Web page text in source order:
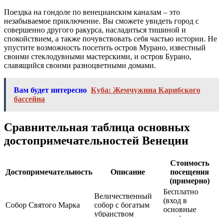
Поездка на гондоле по венецианским каналам – это
незабываемое приключение. Вы сможете увидеть город с
совершенно другого ракурса, насладиться тишиной и
спокойствием, а также почувствовать себя частью истории. Не
упустите возможность посетить остров Мурано, известный
своими стеклодувными мастерскими, и остров Бурано,
славящийся своими разноцветными домами.
Вам будет интересно Куба: Жемчужина Карибского
бассейна
Сравнительная таблица основных
достопримечательностей Венеции
Достопримечательность Описание
Стоимость
посещения
(примерно)
Собор Святого Марка
Величественный
собор с богатым
убранством
Бесплатно
(вход в
основные